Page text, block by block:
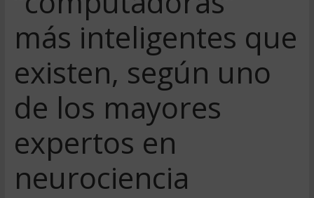
más inteligentes que
existen, según uno
de los mayores
expertos en
neurociencia